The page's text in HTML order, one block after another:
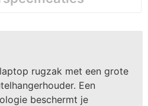
rugzak met een grote
Een
beschermt je